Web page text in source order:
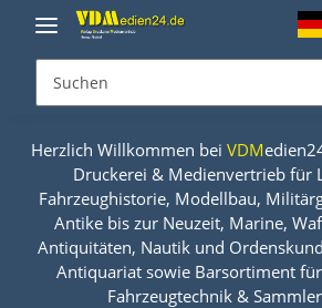
Herzlich Willkommen bei VDM
Druckerei & Medienvertrieb für
Fahrzeughistorie, Modellbau,
Antike bis zur Neuzeit, Marine,
Antiquitäten, Nautik und
Antiquariat sowie Barsortiment
Fahrzeugtechnik &